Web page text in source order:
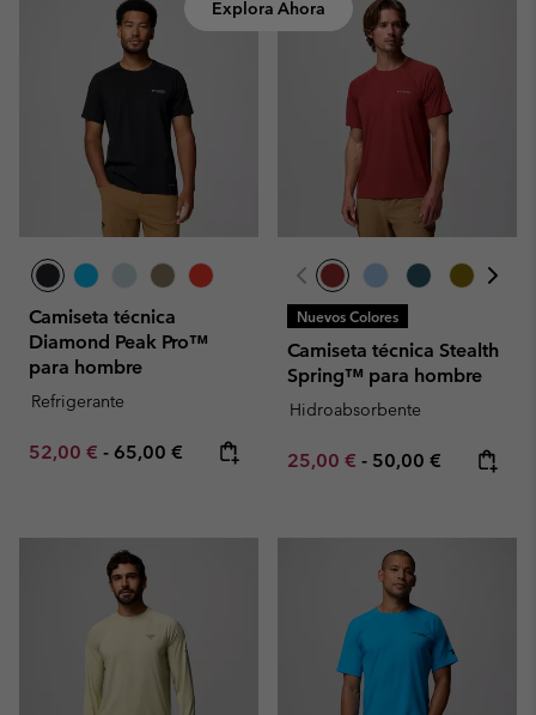
Explora Ahora
Camiseta técnica
Diamond Peak Pro™
para hombre
Refrigerante
Minimum sale price:
52,00 € - Maximum price:
65,00 €
Nuevos Colores
Camiseta técnica Stealth
Spring™ para hombre
Hidroabsorbente
Minimum sale price:
25,00 € - Maximum price:
50,00 €